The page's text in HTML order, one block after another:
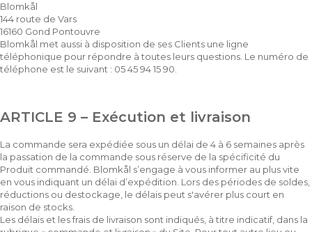
Blomkål
144 route de Vars
16160 Gond Pontouvre
Blomkål met aussi à disposition de ses Clients une ligne
téléphonique pour répondre à toutes leurs questions. Le numéro de
téléphone est le suivant : 05 45 94 15 90.
ARTICLE 9 – Exécution et livraison
La commande sera expédiée sous un délai de 4 à 6 semaines après
la passation de la commande sous réserve de la spécificité du
Produit commandé. Blomkål s’engage à vous informer au plus vite
en vous indiquant un délai d’expédition. Lors des périodes de soldes,
réductions ou destockage, le délais peut s'avérer plus court en
raison de stocks.
Les délais et les frais de livraison sont indiqués, à titre indicatif, dans la